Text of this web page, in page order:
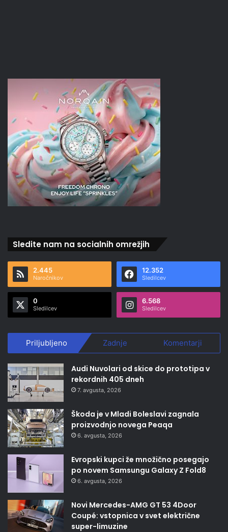
Sledite nam na socialnih omrežjih
2.445
Naročnikov
12.352
Sledilcev
0
Sledilcev
6.568
Sledilcev
Priljubljeno Zadnje Komentarji
Audi Nuvolari od skice do prototipa v
rekordnih 405 dneh
7. avgusta, 2026
Škoda je v Mladi Boleslavi zagnala
proizvodnjo novega Peaqa
6. avgusta, 2026
Evropski kupci že množično posegajo
po novem Samsungu Galaxy Z Fold8
6. avgusta, 2026
Novi Mercedes-AMG GT 53 4Door
Coupé: vstopnica v svet električne
super-limuzine